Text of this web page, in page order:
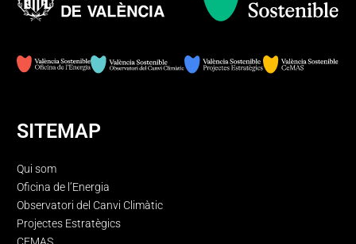
SITEMAP
Qui som
Oficina de l’Energia
Observatori del Canvi Climàtic
Projectes Estratègics